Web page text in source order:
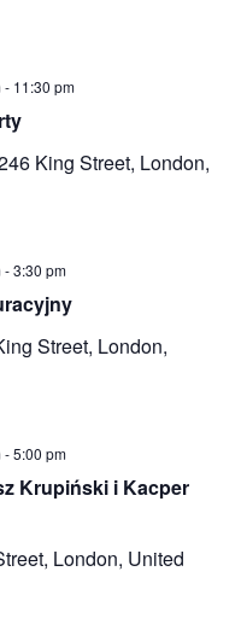
- 11:30 pm
King Street, London,
-3:30 pm
Street, London,
Krupiński i Kacper
-5:00 pm
London, United